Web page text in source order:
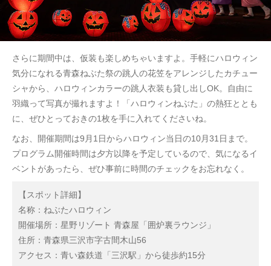
さらに期間中は、仮装も楽しめちゃいますよ。手軽にハロウィン
気分になれる青森ねぶた祭の跳人の花笠をアレンジしたカチュー
シャから、ハロウィンカラーの跳人衣装も貸し出しOK。自由に
羽織って写真が撮れますよ！「ハロウィンねぶた」の熱狂ととも
に、ぜひとっておきの1枚を手に入れてくださいね。
なお、開催期間は9月1日からハロウィン当日の10月31日まで。
プログラム開催時間は夕方以降を予定しているので、気になるイ
ベントがあったら、ぜひ事前に時間のチェックをお忘れなく。
【スポット詳細】
名称：ねぶたハロウィン
開催場所：星野リゾート 青森屋「囲炉裏ラウンジ」
住所：青森県三沢市字古間木山56
アクセス：青い森鉄道「三沢駅」から徒歩約15分